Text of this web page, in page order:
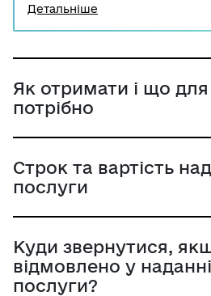
закладах фізичної культури і
Детальніше
Як отримати і що для
потрібно
Строк та вартість
послуги
Куди звернутися,
відмовлено у наданні
послуги?